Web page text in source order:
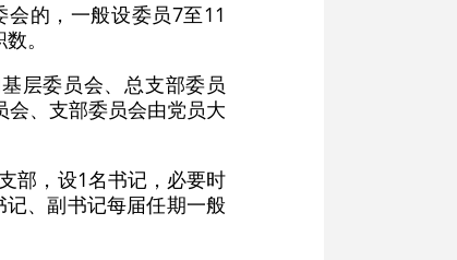
的，一般设委员7至11
。
层委员会、总支部委员
、支部委员会由党员大
部，设1名书记，必要时
、副书记每届任期一般